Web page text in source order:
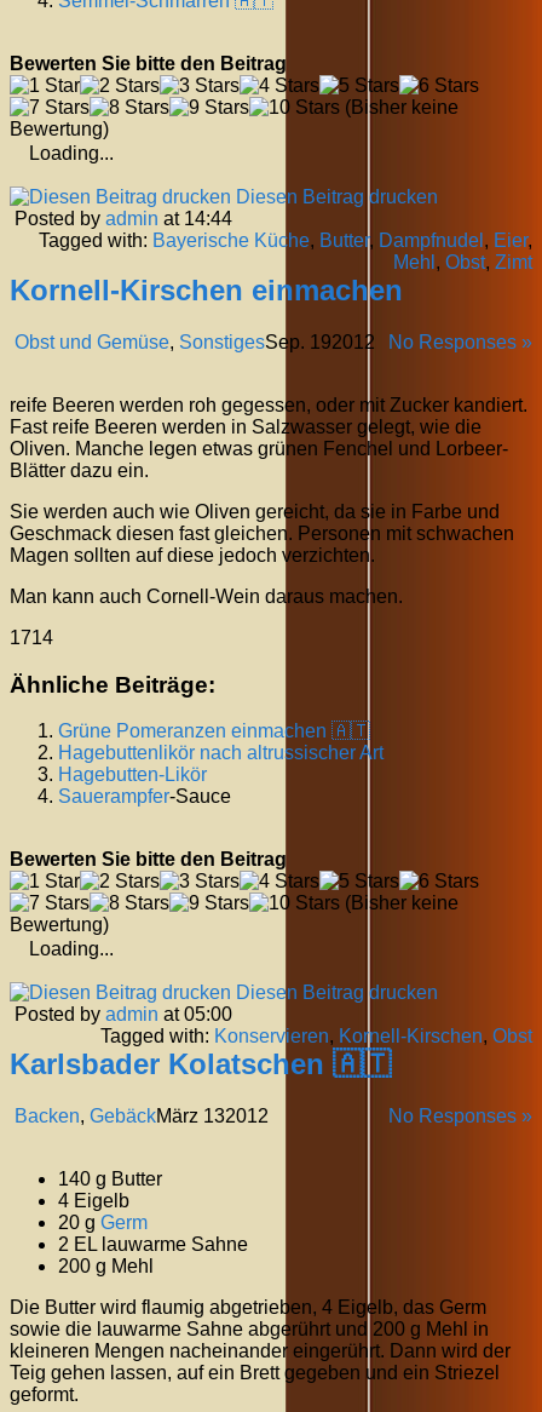
Bewerten Sie bitte den Beitrag
(Bisher keine
Bewertung)
Loading...
Diesen Beitrag drucken
Posted by admin at 14:44
Tagged with: Bayerische Küche, Butter, Dampfnudel , Eier,
Mehl , Obst, Zimt
Kornell-Kirschen einmachen
Obst und Gemüse, Sonstiges No Responses »
Sep. 192012
reife Beeren werden roh gegessen, oder mit Zucker kandiert.
Fast reife Beeren werden in Salzwasser gelegt, wie die
Oliven. Manche legen etwas grünen Fenchel und Lorbeer-
Blätter dazu ein.
Sie werden auch wie Oliven gereicht, da sie in Farbe und
Geschmack diesen fast gleichen. Personen mit schwachen
Magen sollten auf diese jedoch verzichten.
Man kann auch Cornell-Wein daraus machen.
1714
Ähnliche Beiträge:
Grüne Pomeranzen einmachen 🇦🇹
Hagebuttenlikör nach altrussischer Art
Hagebutten-Likör
Sauerampfer-Sauce
Bewerten Sie bitte den Beitrag
(Bisher keine
Bewertung)
Loading...
Diesen Beitrag drucken
Posted by admin at 05:00
Tagged with: Konservieren, Kornell-Kirschen, Obst
Karlsbader Kolatschen 🇦🇹
Backen, Gebäck No Responses »
März 132012
140 g Butter
4 Eigelb
20 g Germ
2 EL lauwarme Sahne
200 g Mehl
Die Butter wird flaumig abgetrieben, 4 Eigelb, das Germ
sowie die lauwarme Sahne abgerührt und 200 g Mehl in
kleineren Mengen nacheinander eingerührt. Dann wird der
Teig gehen lassen, auf ein Brett gegeben und ein Striezel
geformt.